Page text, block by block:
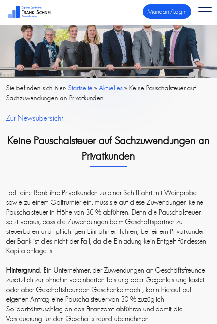
Mandant/Login
Sie befinden sich hier:Startseite »Aktuelles »Keine Pauschalsteuer auf
Sachzuwendungen an Privatkunden
Zur Newsübersicht
Keine Pauschalsteuer auf Sachzuwendungen an
Privatkunden
Lädt eine Bank ihre Privatkunden zu einer Schifffahrt mit Weinprobe
sowie zu einem Golfturnier ein, muss sie auf diese Zuwendungen keine
Pauschalsteuer in Höhe von 30 % abführen. Denn die Pauschalsteuer
setzt voraus, dass die Zuwendungen beim Geschäftspartner zu
steuerbaren und -pflichtigen Einnahmen führen; bei einem Privatkunden
der Bank ist dies nicht der Fall, da die Einladung kein Entgelt für dessen
Kapitalanlage ist.
Hintergrund: Ein Unternehmer, der Zuwendungen an Geschäftsfreunde
zusätzlich zur ohnehin vereinbarten Leistung oder Gegenleistung leistet
oder aber Geschäftsfreunden Geschenke macht, kann hierauf auf
eigenen Antrag eine Pauschalsteuer von 30 % zuzüglich
Solidaritätszuschlag an das Finanzamt abführen und damit die
Versteuerung für den Geschäftsfreund übernehmen.